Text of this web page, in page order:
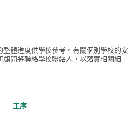
體進度供學校參考。有關個別學校的安
問將聯絡學校聯絡人，以落實相關細
工序